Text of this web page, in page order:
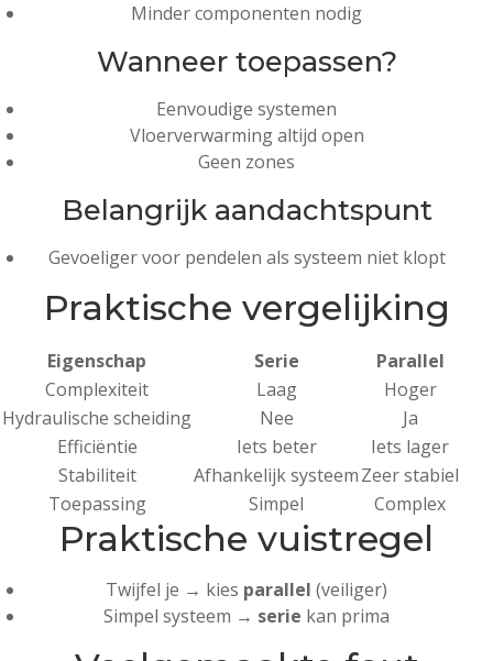
Minder componenten nodig
Wanneer toepassen?
Eenvoudige systemen
Vloerverwarming altijd open
Geen zones
Belangrijk aandachtspunt
Gevoeliger voor pendelen als systeem niet klopt
Praktische vergelijking
Eigenschap Serie
Parallel
Complexiteit
Laag
Hoger
Hydraulische scheiding
Nee
Ja
Efficiëntie
Iets beter
Iets lager
Stabiliteit
Afhankelijk systeemZeer stabiel
Toepassing
Simpel Complex
Praktische vuistregel
Twijfel je → kies parallel (veiliger)
Simpel systeem → serie kan prima